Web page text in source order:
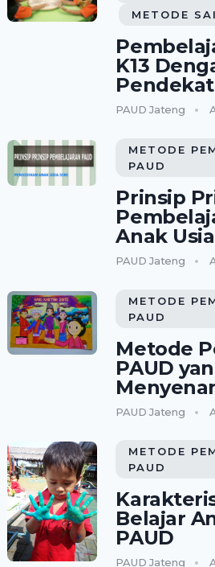
METODE
K13
PAUD Jateng
METODE
PAUD
Prinsip
Anak
PAUD Jateng
METODE
PAUD
Metode
PAUD
PAUD Jateng
METODE
PAUD
Belajar
PAUD
PAUD Jateng